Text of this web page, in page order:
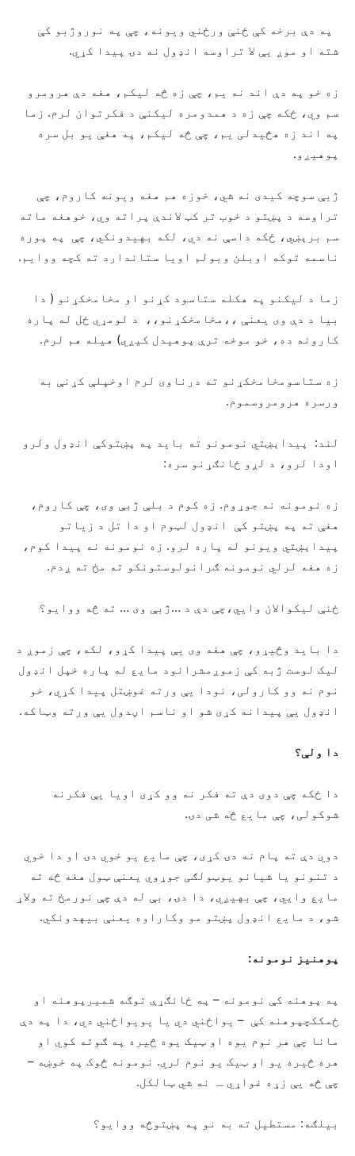
په دې برخه کې ځنې ورځني ویونه، چې په نوروژبو کې
شته او موږ یې لا تراوسه انډول نه دۍ پیدا کړي.
زه خو په دې اند نه یم، چې زه څه لیکم، هغه دې هرومرو
سم وي، ځکه چې زه د همدومره لیکنې د فکرتوان لرم. زما
په اند زه هڅیدلی یم، چې څه لیکم، په هغې یو بل سره
پوهیږو.
ژبې سوچه کیدی نه شي، خوزه هم هغه ویونه کاروم، چې
تراوسه د پښتو د خوب تر کټ لاندې پراته وي، خوهغه ماته
سم برېښي، ځکه داسې نه دي، لکه بهیدونکي، چې په پوره
ناسمه توکه اوبلن وبولم اویا ستاندارد ته کچه ووایم.
زما د لیکنو په هکله ستاسود کړنو او مخامخکړنو ( دا
بیا د دې وی یعنې ،،مخامخکړنو،، د لومړي ځل له پاره
کارونه ده، خو موخه ترې پوهیدل کیږي) هیله هم لرم.
زه ستاسومخامخکړنو ته درناوی لرم اوخپلې کړنې به
ورسره هرومروسموم.
لند:
پیداېښتي نومونو ته باید په پښتوکې انډول ولرو
اودا لرو، د لږو ځانګړنو سره:
زه نومونه نه جوړوم. زه کوم د بلې ژبې وی، چې کاروم،
هغې ته په پښتو کې انډول لټوم او دا تل د زیاتو
پیداېښتي ویونو له پاره لرو. زه نومونه نه پیدا کوم،
زه هغه لرلي نومونه ګرانولوستونکو ته مخ ته ږدم.
ځنې لیکوالان وایي،چې دې د …ژبې وی … ته څه ووایو؟
دا باید وڅیړو، چې هغه وی یې پیدا کړو، لکه، چې زموږ د
لیک لوست ژبه کې زموږمشرانود مایع له پاره خپل انډول
نوم نه وو کارولی، نودا یې ورته غوښتل پیدا کړي، خو
انډول يې پیدانه کړی شو او ناسم اڼدول یې ورته وټاکه.
دا ولې؟
دا ځکه چې دوی دې ته فکر نه وو کړی اویا یې فکرنه
شوکولی، چې مایع څه شی دۍ.
دوي دې ته پام نه دۍ کړی، چې مایع یو خوي دۍ او دا خوي
د تنونو یا شیانو یوټولګی جوړوي یعنې ټول هغه څه ته
مایع وایي، چې بهیږي، دا دۍ، بې له دې چې نورمخ ته ولاړ
شو، د مایع انډول پښتو مو وکاراوه یعنې بیهدونکي.
پوهنیز نومونه:
په پوهنه کې نومونه – په ځانګړې توګه شمیرپوهنه او
ځمککچپوهنه کې – یواځني دي یا یویواځني دي، دا په دې
مانا چې هر نوم یوه او ټیک یوه څیره په ګوته کوي او
هره څیره یو او ټیک یو نوم لري. نومونه څوک په خوښه –
چې څه یې زړه غواړي ـ نه شي ټالکل.
بیلګه: مستطیل ته به نو په پښتوڅه ووایو؟